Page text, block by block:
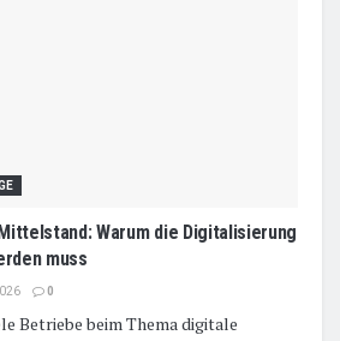
Warum die Digitalisierung
muss
0
Betriebe beim Thema digitale